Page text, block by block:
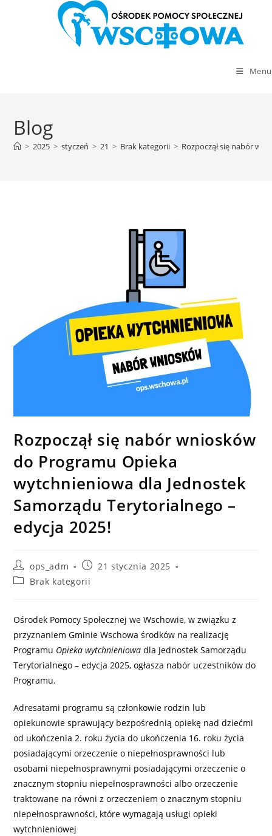
content
Menu
Blog
> 2025 > styczeń > 21 > Brak kategorii > Rozpoczął się nabór
Rozpoczął się nabór wniosków
do Programu Opieka
wytchnieniowa dla Jednostek
Samorządu Terytorialnego –
edycja 2025!
Post
author:
ops_adm
Post
published:
21 stycznia 2025
PostBrak kategorii
Ośrodek Pomocy Społecznej we Wschowie, w związku z
przyznaniem Gminie Wschowa środków na realizację
Programu Opieka wytchnieniowa dla Jednostek Samorządu
Terytorialnego – edycja 2025, ogłasza nabór uczestników do
Programu.
Adresatami programu są członkowie rodzin lub
opiekunowie sprawujący bezpośrednią opiekę nad dziećmi
od ukończenia 2. roku życia do ukończenia 16. roku życia
posiadającymi orzeczenie o niepełnosprawności lub
osobami niepełnosprawnymi posiadającymi orzeczenie o
znacznym stopniu niepełnosprawności albo orzeczenie
traktowane na równi z orzeczeniem o znacznym stopniu
niepełnosprawności, które wymagają usługi opieki
wytchnieniowej